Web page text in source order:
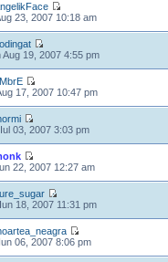
23, 2007 10:18 am
Aug 19, 2007 4:55 pm
17, 2007 10:47 pm
03, 2007 3:03 pm
22, 2007 12:27 am
18, 2007 11:31 pm
06, 2007 8:06 pm